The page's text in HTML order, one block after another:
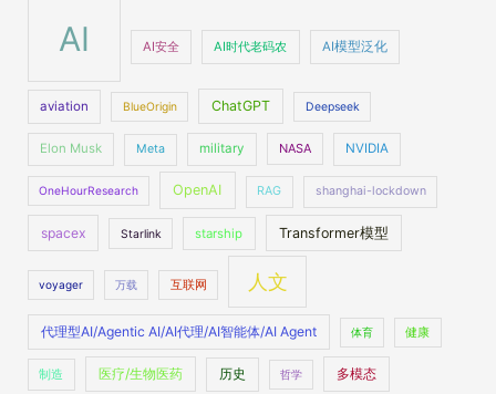
AI AI安全 AI时代老码农 AI模型泛化
aviation BlueOrigin ChatGPT Deepseek
Elon Musk Meta military NASA NVIDIA
OneHourResearch OpenAI RAG shanghai-lockdown
spacex Starlink starship Transformer模型
voyager 万载 互联网 人文
代理型AI/Agentic AI/AI代理/AI智能体/AI Agent 体育 健康
制造 医疗/生物医药 历史 哲学 多模态